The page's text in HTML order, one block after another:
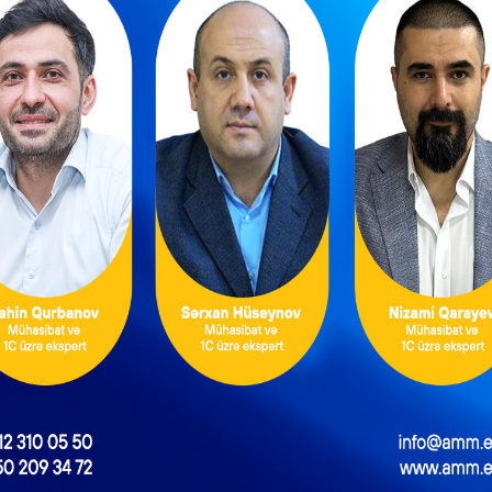
və daimi
xidmətlərin
Məşğulluq Strategiyası
2026–2030: Əmək
bazarında yeni hədəflər